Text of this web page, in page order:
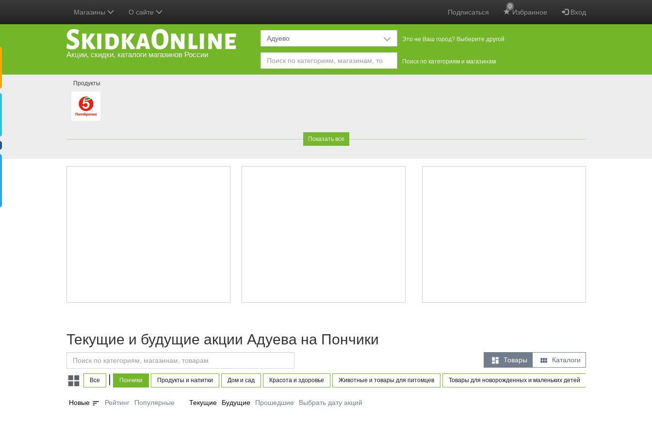
Подписаться Избранное
0
Вход
Магазины О сайте
Акции, скидки, каталоги магазинов России
Адуево Это не Ваш город? Выберите другой
Поиск по категориям и магазинам
Продукты
Показать все
Текущие и будущие акции Адуева на Пончики
 Товары  Каталоги
Все | Пончики Продукты и напитки Дом и сад Красота и здоровье Животные и товары для питомцев Товары для новорожденных и маленьких детей
Новые sort Рейтинг Популярные Текущие Будущие Прошедшие Выбрать дату акций